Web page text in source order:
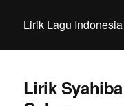
Lirik Lagu Indonesia
Lirik